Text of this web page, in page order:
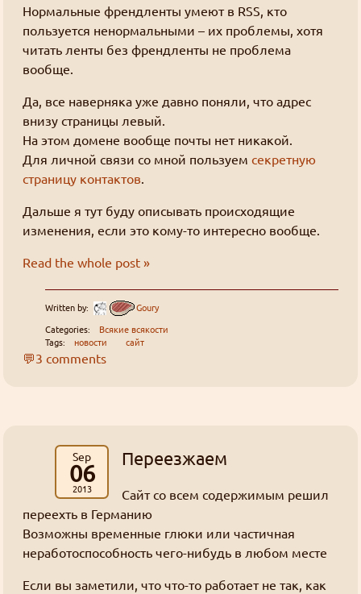
Нормальные френдленты умеют в RSS, кто
пользуется ненормальными – их проблемы, хотя
читать ленты без френдленты не проблема
вообще.
Да, все наверняка уже давно поняли, что адрес
внизу страницы левый.
На этом домене вообще почты нет никакой.
Для личной связи со мной пользуем секретную
страницу контактов
Дальше я тут буду описывать происходящие
изменения, если это кому-то интересно вообще.
Read the whole post »
Written by:
Goury
Categories:
Всякие всякости
Tags:
новости сайт
💬3 comments
Sep
06
2013
Переезжаем
Сайт со всем содержимым решил
переехть в Германию
Возможны временные глюки или частичная
неработоспособность чего-нибудь в любом месте
Если вы заметили, что что-то работает не так, как